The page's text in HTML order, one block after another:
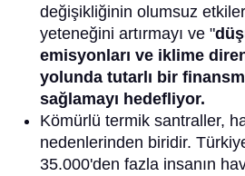
değişikliğinin olumsuz
yeteneğini artırmayı ve "
emisyonları ve iklime
yolunda tutarlı bir
sağlamayı hedefliyor.
Kömürlü termik santraller,
nedenlerinden biridir.
35.000'den fazla insanın